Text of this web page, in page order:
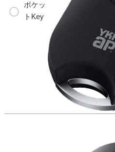
ポケッ
トKey